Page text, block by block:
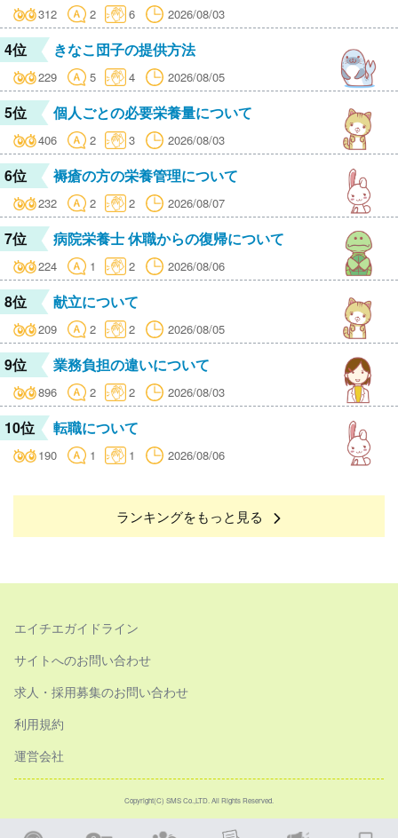
312 2 6 2026/08/03
4位 きなこ団子の提供方法
229 5 4 2026/08/05
5位 個人ごとの必要栄養量について
406 2 3 2026/08/03
6位 褥瘡の方の栄養管理について
232 2 2 2026/08/07
7位 病院栄養士 休職からの復帰について
224 1 2 2026/08/06
8位 献立について
209 2 2 2026/08/05
9位 業務負担の違いについて
896 2 2 2026/08/03
10位 転職について
190 1 1 2026/08/06
ランキングをもっと見る
エイチエガイドライン
サイトへのお問い合わせ
求人・採用募集のお問い合わせ
利用規約
運営会社
Copyright(C) SMS Co.,LTD. All Rights Reserved.